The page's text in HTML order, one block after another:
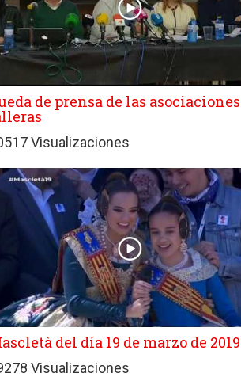
de prensa de las asociaciones
Visualizaciones
del día 19 de marzo de 2019
Visualizaciones